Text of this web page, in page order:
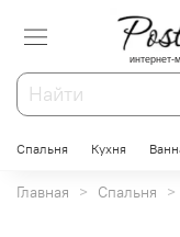
интернет-
Спальня Кухня
Главная Спальня